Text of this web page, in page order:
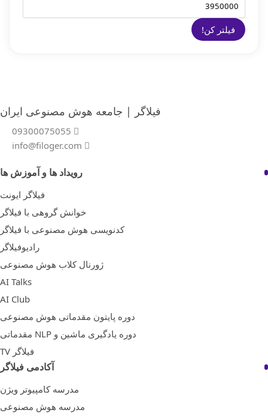
فیلتر کن!
فیلاگر | جامعه هوش مصنوعی ایران
09300075055
info@filoger.com
رویداد ها و آموزش ها
فیلاگر ایونت
خوانش گروهی با فیلاگر
کدنویسی هوش مصنوعی با فیلاگر
رادیوفیلاگر
ژورنال کلاب هوش مصنوعی
AI Talks
AI Club
دوره پایتون مقدماتی هوش مصنوعی
دوره یادگیری ماشین و NLP مقدماتی
فیلاگر TV
آکادمی فیلاگر
مدرسه کامپیوتر ویژن
مدرسه هوش مصنوعی